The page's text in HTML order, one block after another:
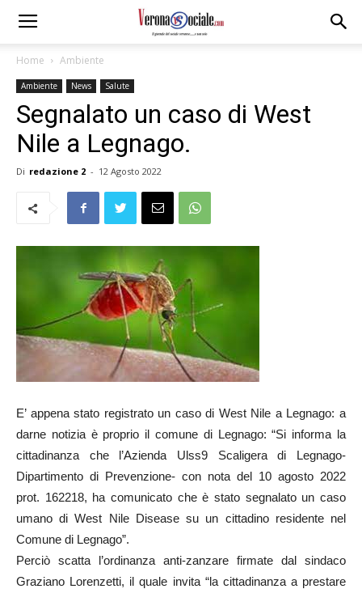
Home Ambiente
Ambiente News Salute
Segnalato un caso di West
Nile a Legnago.
Di redazione 2 - 12 Agosto 2022
E’ appena stato registrato un caso di West Nile a Legnago: a
darne notizia è proprio il comune di Legnago: “Si informa la
cittadinanza che l’Azienda Ulss9 Scaligera di Legnago-
Dipartimento di Prevenzione- con nota del 10 agosto 2022
prot. 162218, ha comunicato che è stato segnalato un caso
umano di West Nile Disease su un cittadino residente nel
Comune di Legnago”.
Perciò scatta l’ordinanza anti-zanzare firmate dal sindaco
Graziano Lorenzetti, il quale invita “la cittadinanza a prestare